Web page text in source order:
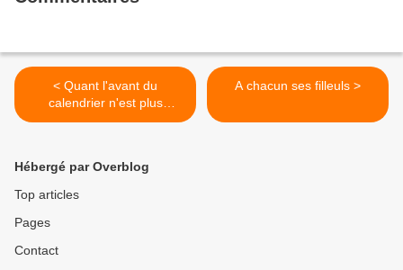
< Quant l'avant du
calendrier n'est plus
d'actualité
A chacun ses filleuls >
Hébergé par Overblog
Top articles
Pages
Contact